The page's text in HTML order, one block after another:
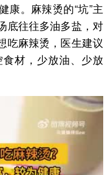
康。麻辣烫的“坑”主
底往往多油多盐，对
吃麻辣烫，医生建议
材，少放油、少放